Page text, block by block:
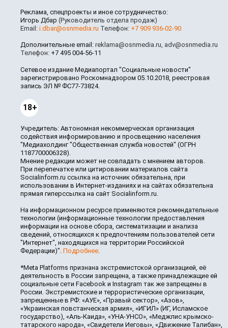
Реклама, спецпроекты и иное сотрудничество:
Игорь Дбар (Руководитель отдела продаж)
Email: i.dbar@osnmedia.ru Телефон: +7 909 936-02-90
Дополнительные email: reklama@osnmedia.ru, adv@osnmedia.ru
Телефон: +7 495 004-56-11
Сетевое издание Медиапортал "Социальные новости"
зарегистрировано Роскомнадзором 05.10.2018, реестровая
запись ЭЛ № ФС77-73824.
18+
Учредитель: Автономная некоммерческая организация
содействия информированию и просвещению населения
"Медиахолдинг "Общественная служба новостей" (ОГРН
1187700006328).
Мнение редакции может не совпадать с мнением авторов.
При перепечатке или цитировании материалов сайта
Socialinform.ru ссылка на источник обязательна, при
использовании в Интернет-изданиях и на сайтах обязательна
прямая гиперссылка на сайт Socialinform.ru.
На информационном ресурсе применяются рекомендательные
технологии (информационные технологии предоставления
информации на основе сбора, систематизации и анализа
сведений, относящихся к предпочтениям пользователей сети
"Интернет", находящихся на территории Российской
Федерации)". Подробнее.
*Meta Platforms признана экстремистской организацией, её
деятельность в России запрещена, а также принадлежащие ей
социальные сети Facebook и Instagram так же запрещены в
России. Экстремистские и террористические организации,
запрещенные в РФ: «АУЕ», «Правый сектор», «Азов»,
«Украинская повстанческая армия», «ИГИЛ» (ИГ, Исламское
государство), «Аль-Каида», «УНА-УНСО», «Меджлис крымско-
татарского народа», «Свидетели Иеговы», «Движение Талибан»,